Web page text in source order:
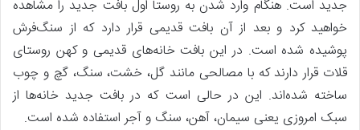
جدید است. هنگام وارد شدن به روستا اول بافت جدید را مشاهده
خواهید کرد و بعد از آن بافت قدیمی قرار دارد که از سنگ‌فرش
پوشیده شده است. در این بافت خانه‌های قدیمی و کهن روستای
قلات قرار دارند که با مصالحی مانند گل، خشت، سنگ، گچ و چوب
ساخته شده‌اند. این در حالی است که در بافت جدید خانه‌ها از
سبک امروزی یعنی سیمان، آهن، سنگ و آجر استفاده شده است.